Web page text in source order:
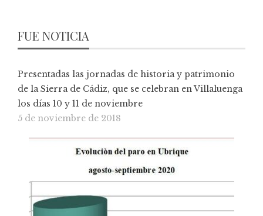
FUE NOTICIA
Presentadas las jornadas de historia y patrimonio
de la Sierra de Cádiz, que se celebran en Villaluenga
los días 10 y 11 de noviembre
5 de noviembre de 2018